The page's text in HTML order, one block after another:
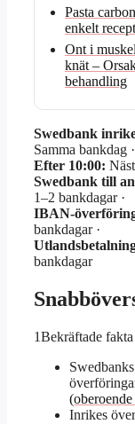
Pasta
enkelt recept
Ont i
knät –
behandling
Swedbank
Samma bankdag ·
Efter 10:00:
Swedbank till
1–2 bankdagar ·
IBAN-
bankdagar ·
bankdagar
1Bekräftade fakta
Inrikes